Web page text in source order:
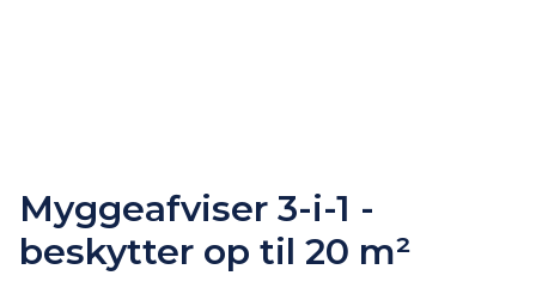
Myggeafviser 3-i-1 -
beskytter op til 20 m²